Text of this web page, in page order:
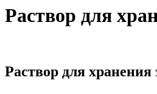
Раствор для
Раствор для